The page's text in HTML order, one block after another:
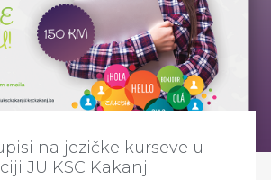
na jezičke kurseve u
JU KSC Kakanj